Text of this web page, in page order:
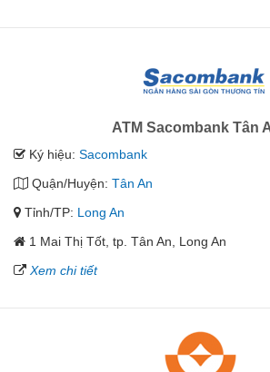
ATM Sacombank Tân
Ký hiệu: Sacombank
Quận/Huyện: Tân An
Tỉnh/TP: Long An
1 Mai Thị Tốt, tp. Tân An, Long An
Xem chi tiết